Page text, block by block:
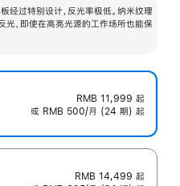
经过特别设计，反光率极低。纳米纹理
光，即使在高亮光源的工作场所也能保
RMB 11,999 起
或 RMB 500/月 (24 期) 起
RMB 14,499 起